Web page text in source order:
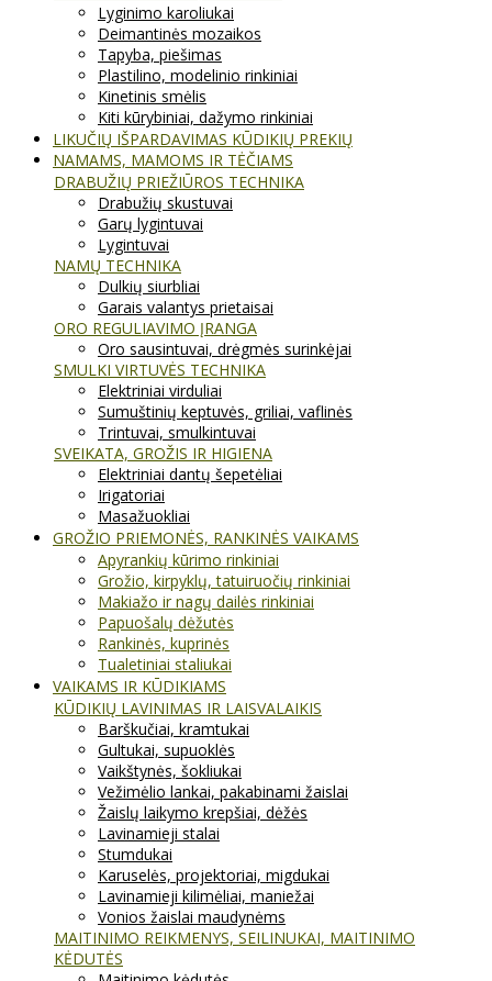
Lyginimo karoliukai
Deimantinės mozaikos
Tapyba, piešimas
Plastilino, modelinio rinkiniai
Kinetinis smėlis
Kiti kūrybiniai, dažymo rinkiniai
LIKUČIŲ IŠPARDAVIMAS KŪDIKIŲ PREKIŲ
NAMAMS, MAMOMS IR TĖČIAMS
DRABUŽIŲ PRIEŽIŪROS TECHNIKA
Drabužių skustuvai
Garų lygintuvai
Lygintuvai
NAMŲ TECHNIKA
Dulkių siurbliai
Garais valantys prietaisai
ORO REGULIAVIMO ĮRANGA
Oro sausintuvai, drėgmės surinkėjai
SMULKI VIRTUVĖS TECHNIKA
Elektriniai virduliai
Sumuštinių keptuvės, griliai, vaflinės
Trintuvai, smulkintuvai
SVEIKATA, GROŽIS IR HIGIENA
Elektriniai dantų šepetėliai
Irigatoriai
Masažuokliai
GROŽIO PRIEMONĖS, RANKINĖS VAIKAMS
Apyrankių kūrimo rinkiniai
Grožio, kirpyklų, tatuiruočių rinkiniai
Makiažo ir nagų dailės rinkiniai
Papuošalų dėžutės
Rankinės, kuprinės
Tualetiniai staliukai
VAIKAMS IR KŪDIKIAMS
KŪDIKIŲ LAVINIMAS IR LAISVALAIKIS
Barškučiai, kramtukai
Gultukai, supuoklės
Vaikštynės, šokliukai
Vežimėlio lankai, pakabinami žaislai
Žaislų laikymo krepšiai, dėžės
Lavinamieji stalai
Stumdukai
Karuselės, projektoriai, migdukai
Lavinamieji kilimėliai, maniežai
Vonios žaislai maudynėms
MAITINIMO REIKMENYS, SEILINUKAI, MAITINIMO
KĖDUTĖS